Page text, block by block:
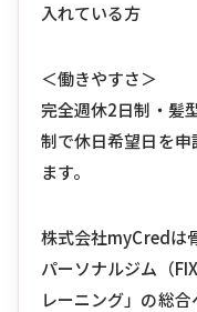
入れている方
＜働きやすさ＞
完全週休2日制・髪
制で休日希望日を
ます。
株式会社myCredは
パーソナルジム（
レーニング」の総